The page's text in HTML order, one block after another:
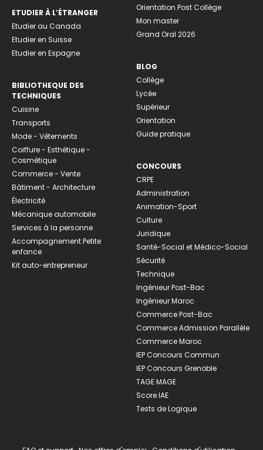
ETUDIER À L’ÉTRANGER
Etudier au Canada
Etudier en Suisse
Etudier en Espagne
BIBLIOTHEQUE DES
TECHNIQUES
Cuisine
Transports
Mode - Vêtements
Coiffure - Esthétique -
Cosmétique
Commerce - Vente
Bâtiment - Architecture
Électricité
Mécanique automobile
Services à la personne
Accompagnement Petite
enfance
Kit auto-entrepreneur
Orientation Post Collège
Mon master
Grand Oral 2026
BLOG
Collège
Lycée
Supérieur
Orientation
Guide pratique
CONCOURS
CRPE
Administration
Animation-Sport
Culture
Juridique
Santé-Social et Médico-Social
Sécurité
Technique
Ingénieur Post-Bac
Ingénieur Maroc
Commerce Post-Bac
Commerce Admission Parallèle
Commerce Maroc
IEP Concours Commun
IEP Concours Grenoble
TAGE MAGE
Score IAE
Tests de Logique